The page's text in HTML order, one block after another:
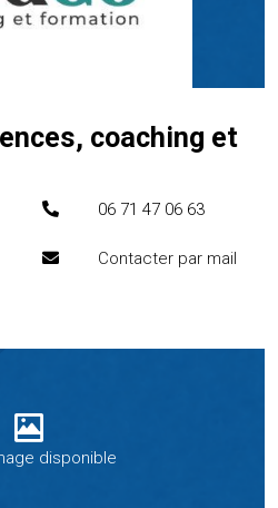
coaching et
06 71 47 06 63
Contacter par mail
disponible